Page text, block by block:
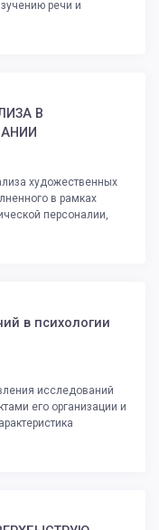
речи и
В
художественных
в рамках
персоналии,
в психологии
исследований
его организации и